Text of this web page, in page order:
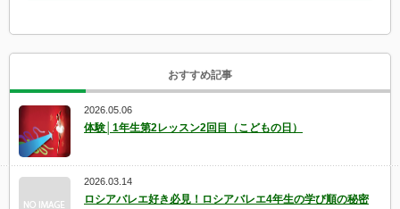
おすすめ記事
2026.05.06
体験│1年生第2レッスン2回目（こどもの日）
2026.03.14
ロシアバレエ好き必見！ロシアバレエ4年生の学び順の秘密